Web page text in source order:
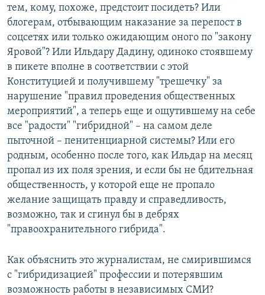
тем, кому, похоже, предстоит посидеть? Или
блогерам, отбывающим наказание за перепост в
соцсетях или только ожидающим оного по "закону
Яровой"? Или Ильдару Дадину, одиноко стоявшему
в пикете вполне в соответствии с этой
Конституцией и получившему "трешечку" за
нарушение "правил проведения общественных
мероприятий", а теперь еще и ощутившему на себе
все "радости" "гибридной" – на самом деле
пыточной – пенитенциарной системы? Или его
родным, особенно после того, как Ильдар на месяц
пропал из их поля зрения, и если бы не бдительная
общественность, у которой еще не пропало
желание защищать правду и справедливость,
возможно, так и сгинул бы в дебрях
"правоохранительного гибрида".
Как объяснить это журналистам, не смирившимся
с "гибридизацией" профессии и потерявшим
возможность работы в независимых СМИ?